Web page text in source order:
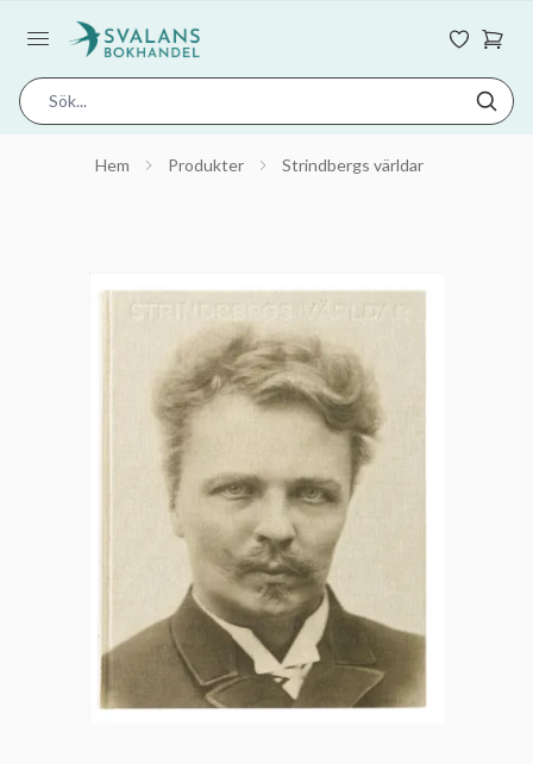
Hem Produkter Strindbergs världar